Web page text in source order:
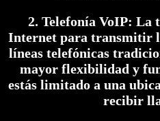
2. Telefonía VoIP: La
Internet para transmitir
líneas telefónicas
mayor flexibilidad y
estás limitado a una
recibir